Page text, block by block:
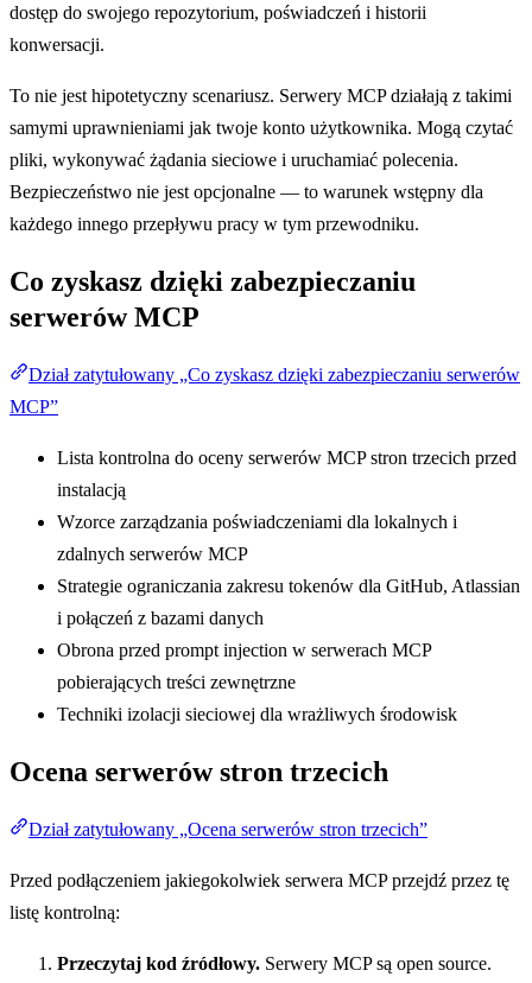
dostęp do swojego repozytorium, poświadczeń i historii
konwersacji.
To nie jest hipotetyczny scenariusz. Serwery MCP działają z takimi
samymi uprawnieniami jak twoje konto użytkownika. Mogą czytać
pliki, wykonywać żądania sieciowe i uruchamiać polecenia.
Bezpieczeństwo nie jest opcjonalne — to warunek wstępny dla
każdego innego przepływu pracy w tym przewodniku.
Co zyskasz dzięki zabezpieczaniu
serwerów MCP
Dział zatytułowany „Co zyskasz dzięki zabezpieczaniu serwerów
MCP”
Lista kontrolna do oceny serwerów MCP stron trzecich przed
instalacją
Wzorce zarządzania poświadczeniami dla lokalnych i
zdalnych serwerów MCP
Strategie ograniczania zakresu tokenów dla GitHub, Atlassian
i połączeń z bazami danych
Obrona przed prompt injection w serwerach MCP
pobierających treści zewnętrzne
Techniki izolacji sieciowej dla wrażliwych środowisk
Ocena serwerów stron trzecich
Dział zatytułowany „Ocena serwerów stron trzecich”
Przed podłączeniem jakiegokolwiek serwera MCP przejdź przez tę
listę kontrolną:
Przeczytaj kod źródłowy. Serwery MCP są open source.